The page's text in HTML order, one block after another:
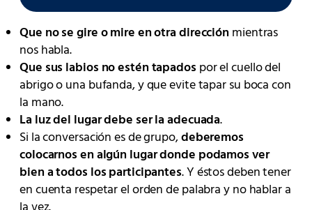
Que no se gire o mire en otra direcciónmientras
nos habla.
Que sus labios no estén tapados por el cuello del
abrigo o una bufanda, y que evite tapar su boca con
la mano.
La luz del lugar debe ser la adecuada.
Si la conversación es de grupo,deberemos
colocarnos en algún lugar donde podamos ver
bien a todos los participantes. Y éstos deben tener
en cuenta respetar el orden de palabra y no hablar a